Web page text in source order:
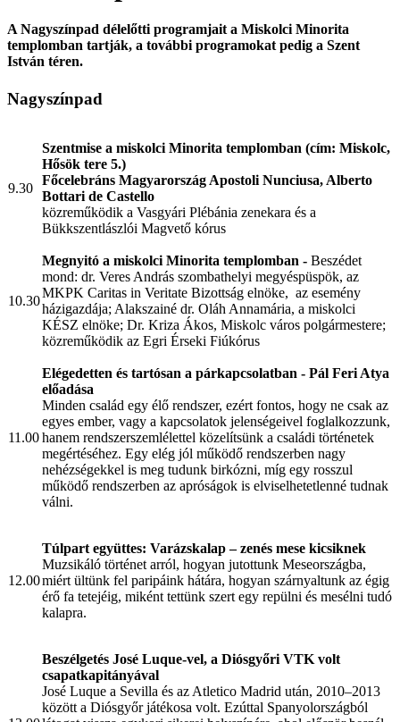
A Nagyszínpad délelőtti programjait a Miskolci Minorita
templomban tartják, a további programokat pedig a Szent
István téren.
Nagyszínpad
9.30
Szentmise a miskolci Minorita templomban (cím: Miskolc,
Hősök tere 5.)
Főcelebráns Magyarország Apostoli Nunciusa, Alberto
Bottari de Castello
közreműködik a Vasgyári Plébánia zenekara és a
Bükkszentlászlói Magvető kórus
10.30
Megnyitó a miskolci Minorita templomban - Beszédet
mond: dr. Veres András szombathelyi megyéspüspök, az
MKPK Caritas in Veritate Bizottság elnöke, az esemény
házigazdája;Alakszainé dr. Oláh Annamária, a miskolci
KÉSZ elnöke; Dr. Kriza Ákos, Miskolc város polgármestere;
közreműködik az Egri Érseki Fiúkórus
11.00
Elégedetten és tartósan a párkapcsolatban - Pál Feri Atya
előadása
Minden család egy élő rendszer, ezért fontos, hogy ne csak az
egyes ember, vagy a kapcsolatok jelenségeivel foglalkozzunk,
hanem rendszerszemlélettel közelítsünk a családi történetek
megértéséhez. Egy elég jól működő rendszerben nagy
nehézségekkel is meg tudunk birkózni, míg egy rosszul
működő rendszerben az apróságok is elviselhetetlenné tudnak
válni.
12.00
Túlpart együttes: Varázskalap – zenés mese kicsiknek
Muzsikáló történet arról, hogyan jutottunk Meseországba,
miért ültünk fel paripáink hátára, hogyan szárnyaltunk az égig
érő fa tetejéig, miként tettünk szert egy repülni és mesélni tudó
kalapra.
Beszélgetés José Luque-vel, a Diósgyőri VTK volt
csapatkapitányával
José Luque a Sevilla és az Atletico Madrid után, 2010–2013
között a Diósgyőr játékosa volt. Ezúttal Spanyolországból